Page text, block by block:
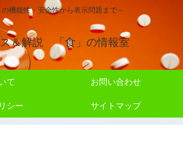
の機能性・安全性から表示問題まで～
＆解説 「食」の情報室
て お問い合わせ
シー サイトマップ